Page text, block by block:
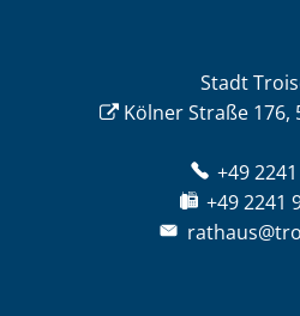
Stadt
Kölner Straße 176,
+49
+49 2241